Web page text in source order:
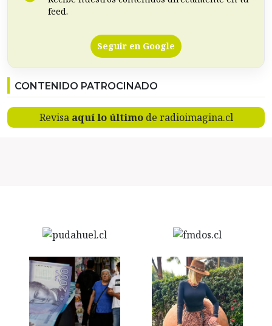
feed.
Seguir en Google
CONTENIDO PATROCINADO
Revisa aquí lo últimode radioimagina.cl